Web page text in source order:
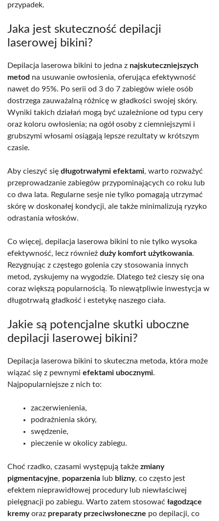
przypadek.
Jaka jest skuteczność depilacji
laserowej bikini?
Depilacja laserowa bikini to jedna z najskuteczniejszych
metod na usuwanie owłosienia, oferująca efektywność
nawet do 95%. Po serii od 3 do 7 zabiegów wiele osób
dostrzega zauważalną różnicę w gładkości swojej skóry.
Wyniki takich działań mogą być uzależnione od typu cery
oraz koloru owłosienia; na ogół osoby z ciemniejszymi i
grubszymi włosami osiągają lepsze rezultaty w krótszym
czasie.
Aby cieszyć się długotrwałymi efektami, warto rozważyć
przeprowadzanie zabiegów przypominających co roku lub
co dwa lata. Regularne sesje nie tylko pomagają utrzymać
skórę w doskonałej kondycji, ale także minimalizują ryzyko
odrastania włosków.
Co więcej, depilacja laserowa bikini to nie tylko wysoka
efektywność, lecz również duży komfort użytkowania.
Rezygnując z częstego golenia czy stosowania innych
metod, zyskujemy na wygodzie. Dlatego też cieszy się ona
coraz większą popularnością. To niewątpliwie inwestycja w
długotrwałą gładkość i estetykę naszego ciała.
Jakie są potencjalne skutki uboczne
depilacji laserowej bikini?
Depilacja laserowa bikini to skuteczna metoda, która może
wiązać się z pewnymi efektami ubocznymi.
Najpopularniejsze z nich to:
zaczerwienienia,
podrażnienia skóry,
swędzenie,
pieczenie w okolicy zabiegu.
Choć rzadko, czasami występują także zmiany
pigmentacyjne, poparzenia lub blizny, co często jest
efektem nieprawidłowej procedury lub niewłaściwej
pielęgnacji po zabiegu. Warto zatem stosować łagodzące
kremyoraz preparaty przeciwsłoneczne po depilacji, co